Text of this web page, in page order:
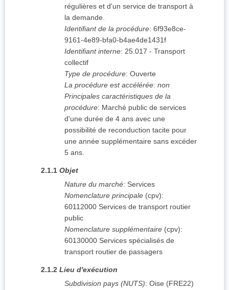
régulières et d'un service de transport à
la demande.
Identifiant de la procédure: 6f93e8ce-
9161-4e89-bfa0-b4ae4de1431f
Identifiant interne: 25.017 - Transport
collectif
Type de procédure: Ouverte
La procédure est accélérée: non
Principales caractéristiques de la
procédure: Marché public de services
d'une durée de 4 ans avec une
possibilité de reconduction tacite pour
une année supplémentaire sans excéder
5 ans.
2.1.1 Objet
Nature du marché: Services
Nomenclature principale (cpv):
60112000 Services de transport routier
public
Nomenclature supplémentaire (cpv):
60130000 Services spécialisés de
transport routier de passagers
2.1.2 Lieu d'exécution
Subdivision pays (NUTS): Oise (FRE22)